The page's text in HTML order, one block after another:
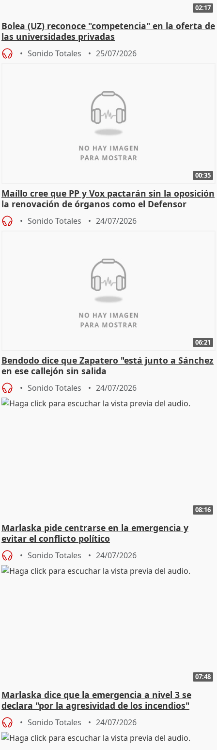
02:17
Bolea (UZ) reconoce "competencia" en la oferta de
las universidades privadas
Sonido Totales 25/07/2026
00:35
Maíllo cree que PP y Vox pactarán sin la oposición
la renovación de órganos como el Defensor
Sonido Totales 24/07/2026
06:21
Bendodo dice que Zapatero "está junto a Sánchez
en ese callejón sin salida
Sonido Totales 24/07/2026
08:16
Marlaska pide centrarse en la emergencia y
evitar el conflicto político
Sonido Totales 24/07/2026
07:48
Marlaska dice que la emergencia a nivel 3 se
declara "por la agresividad de los incendios"
Sonido Totales 24/07/2026